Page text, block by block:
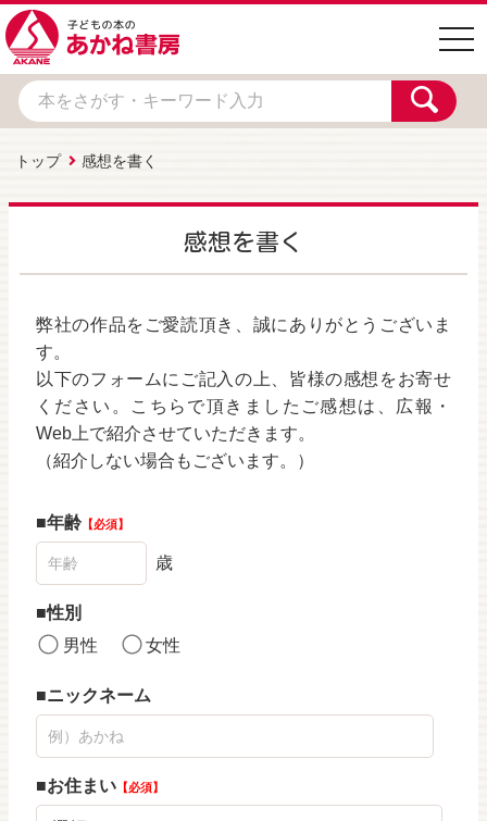
トップ 感想を書く
感想を書く
弊社の作品をご愛読頂き、誠にありがとうございま
す。
以下のフォームにご記入の上、皆様の感想をお寄せ
ください。こちらで頂きましたご感想は、広報・
Web上で紹介させていただきます。
（紹介しない場合もございます。）
年齢 必須
歳
性別
男性
女性
ニックネーム
お住まい 必須